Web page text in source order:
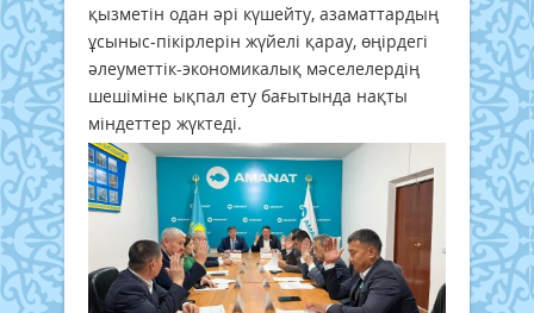
қызметін одан әрі күшейту, азаматтардың
ұсыныс-пікірлерін жүйелі қарау, өңірдегі
әлеуметтік-экономикалық мәселелердің
шешіміне ықпал ету бағытында нақты
міндеттер жүктеді.